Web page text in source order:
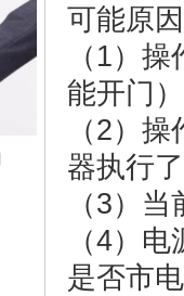
可能原
（1）
能开门
（2）
器执行
（3）
（4）
是否市